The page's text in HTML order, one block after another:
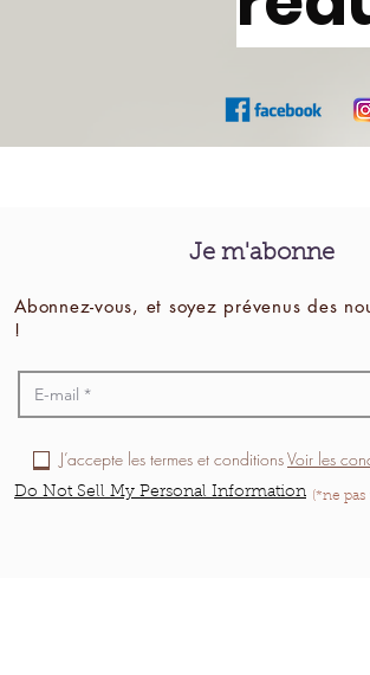
Je m'abonne
Abonnez-vous, et soyez prévenus des
!
J’accepte les termes et conditionsVoir les
Do Not Sell My Personal Information (*ne